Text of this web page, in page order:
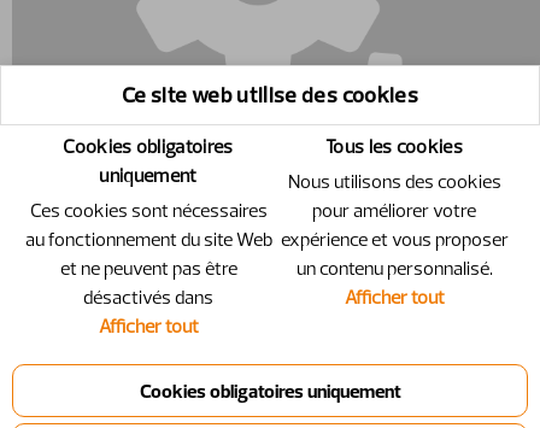
10386278 - Entretoise - 32x20 L=20
Ce site web utilise des cookies
Cookies obligatoires
uniquement
Ces cookies sont nécessaires
au fonctionnement du site Web
et ne peuvent pas être
désactivés dans
Afficher tout
Tous les cookies
Nous utilisons des cookies
pour améliorer votre
expérience et vous proposer
un contenu personnalisé.
Afficher tout